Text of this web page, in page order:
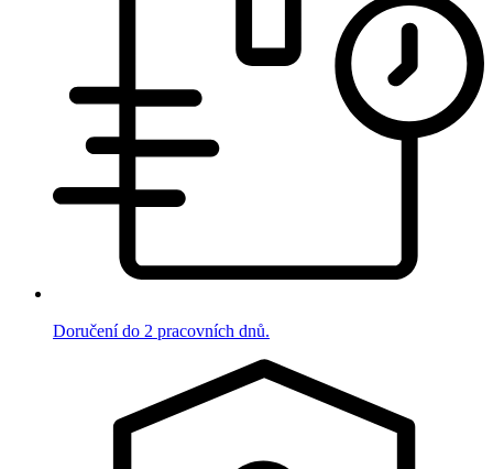
Doručení do 2 pracovních dnů.